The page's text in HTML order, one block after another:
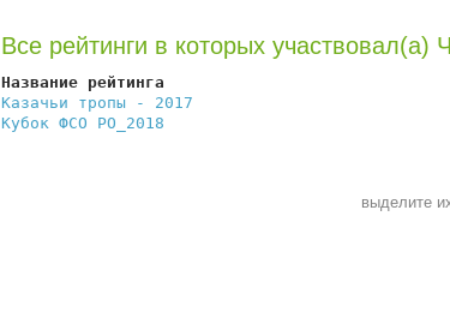
Все рейтинги в которых участвовал(а)
Название рейтинга
Казачьи тропы - 2017
Кубок ФСО РО_2018
выделите